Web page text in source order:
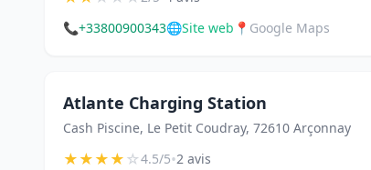
📞+33800900343🌐Site web 📍 Google Maps
Atlante Charging Station
Cash Piscine, Le Petit Coudray, 72610 Arçonnay
★★★★☆4.5/5•2 avis